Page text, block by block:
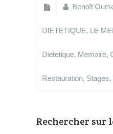
Benoît
DIETETIQUE, LE
Dietetique, Memoire,
Restauration, Stages,
Rechercher sur